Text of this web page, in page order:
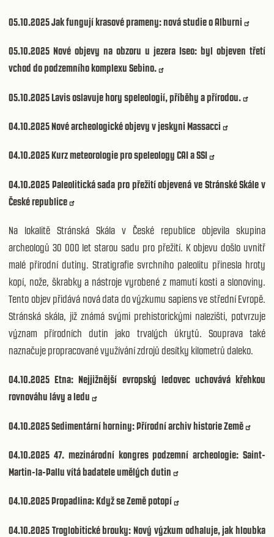
05.10.2025Jak fungují krasové prameny: nová studie o Alburni
05.10.2025 Nové objevy na obzoru u jezera Iseo: byl objeven třetí
vchod do podzemního komplexu Sebino.
05.10.2025Lavis oslavuje hory speleologií, příběhy a přírodou.
04.10.2025Nové archeologické objevy v jeskyni Massacci
04.10.2025Kurz meteorologie pro speleology CAI a SSI
04.10.2025 Paleolitická sada pro přežití objevená ve Stránské Skále v
České republice
Na lokalitě Stránská Skála v České republice objevila skupina
archeologů 30 000 let starou sadu pro přežití. K objevu došlo uvnitř
malé přírodní dutiny. Stratigrafie svrchního paleolitu přinesla hroty
kopí, nože, škrabky a nástroje vyrobené z mamutí kosti a slonoviny.
Tento objev přidává nová data do výzkumu sapiens ve střední Evropě.
Stránská skála, již známá svými prehistorickými nalezišti, potvrzuje
význam přírodních dutin jako trvalých úkrytů. Souprava také
naznačuje propracované využívání zdrojů desítky kilometrů daleko.
04.10.2025Etna: Nejjižnější evropský ledovec uchovává křehkou
rovnováhu lávy a ledu
04.10.2025Sedimentární horniny: Přírodní archiv historie Země
04.10.2025 47. mezinárodní kongres podzemní archeologie: Saint-
Martin-la-Pallu vítá badatele umělých dutin
04.10.2025Propadlina: Když se Země potopí
04.10.2025 Troglobitické brouky: Nový výzkum odhaluje, jak hloubka